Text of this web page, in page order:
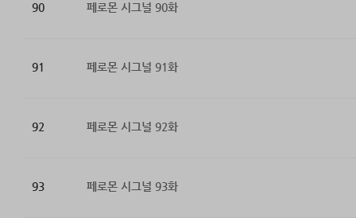
90 페로몬 시그널 90화
91 페로몬 시그널 91화
92 페로몬 시그널 92화
93 페로몬 시그널 93화